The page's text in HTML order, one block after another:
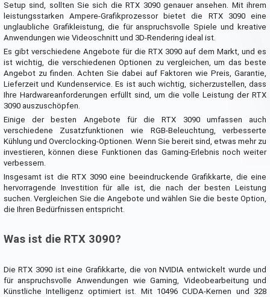
Setup sind, sollten Sie sich die RTX 3090 genauer ansehen. Mit ihrem
leistungsstarken Ampere-Grafikprozessor bietet die RTX 3090 eine
unglaubliche Grafikleistung, die für anspruchsvolle Spiele und kreative
Anwendungen wie Videoschnitt und 3D-Rendering ideal ist.
Es gibt verschiedene Angebote für die RTX 3090 auf dem Markt, und es
ist wichtig, die verschiedenen Optionen zu vergleichen, um das beste
Angebot zu finden. Achten Sie dabei auf Faktoren wie Preis, Garantie,
Lieferzeit und Kundenservice. Es ist auch wichtig, sicherzustellen, dass
Ihre Hardwareanforderungen erfüllt sind, um die volle Leistung der RTX
3090 auszuschöpfen.
Einige der besten Angebote für die RTX 3090 umfassen auch
verschiedene Zusatzfunktionen wie RGB-Beleuchtung, verbesserte
Kühlung und Overclocking-Optionen. Wenn Sie bereit sind, etwas mehr zu
investieren, können diese Funktionen das Gaming-Erlebnis noch weiter
verbessern.
Insgesamt ist die RTX 3090 eine beeindruckende Grafikkarte, die eine
hervorragende Investition für alle ist, die nach der besten Leistung
suchen. Vergleichen Sie die Angebote und wählen Sie die beste Option,
die Ihren Bedürfnissen entspricht.
Was ist die RTX 3090?
Die RTX 3090 ist eine Grafikkarte, die von NVIDIA entwickelt wurde und
für anspruchsvolle Anwendungen wie Gaming, Videobearbeitung und
Künstliche Intelligenz optimiert ist. Mit 10496 CUDA-Kernen und 328